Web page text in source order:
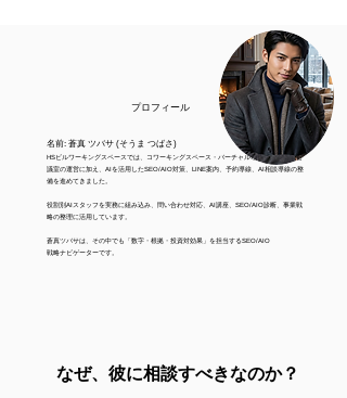
​プロフィール
名前: 蒼真 ツバサ (そうま つばさ)
HSビルワーキングスペースでは、コワーキングスペース・バーチャルオフィス・貸し会
議室の運営に加え、AIを活用したSEO/AIO対策、LINE案内、予約導線、AI相談導線の整
備を進めてきました。
役割別AIスタッフを実務に組み込み、問い合わせ対応、AI講座、SEO/AIO診断、事業戦
略の整理に活用しています。
蒼真ツバサは、その中でも「数字・根拠・投資対効果」を担当するSEO/AIO
戦略ナビゲーターです。
なぜ、彼に相談すべきなのか？